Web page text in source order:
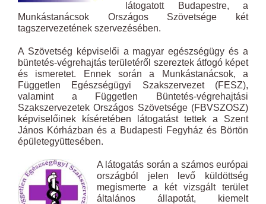
látogatott Budapestre, a
Munkástanácsok Országos Szövetsége két
tagszervezetének szervezésében.
A Szövetség képviselői a magyar egészségügy és a
büntetés-végrehajtás területéről szereztek átfogó képet
és ismeretet. Ennek során a Munkástanácsok, a
Független Egészségügyi Szakszervezet (FESZ),
valamint a Független Büntetés-végrehajtási
Szakszervezetek Országos Szövetsége (FBVSZOSZ)
képviselőinek kíséretében látogatást tettek a Szent
János Kórházban és a Budapesti Fegyház és Börtön
épületegyüttesében.
A látogatás során a számos európai
országból jelen levő küldöttség
megismerte a két vizsgált terület
általános állapotát, kiemelt